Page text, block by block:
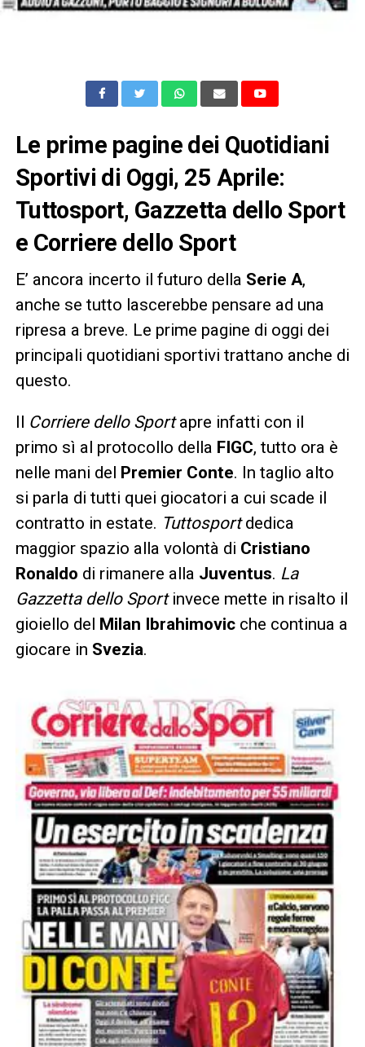
Le prime pagine dei Quotidiani
Sportivi di Oggi, 25 Aprile:
Tuttosport, Gazzetta dello Sport
e Corriere dello Sport
E’ ancora incerto il futuro della Serie A,
anche se tutto lascerebbe pensare ad una
ripresa a breve. Le prime pagine di oggi dei
principali quotidiani sportivi trattano anche di
questo.
Il Corriere dello Sportapre infatti con il
primo sì al protocollo della FIGC, tutto ora è
nelle mani del Premier Conte. In taglio alto
si parla di tutti quei giocatori a cui scade il
contratto in estate. Tuttosportdedica
maggior spazio alla volontà di Cristiano
Ronaldo di rimanere alla Juventus. La
Gazzetta dello Sportinvece mette in risalto il
gioiello del Milan Ibrahimovicche continua a
giocare in Svezia.